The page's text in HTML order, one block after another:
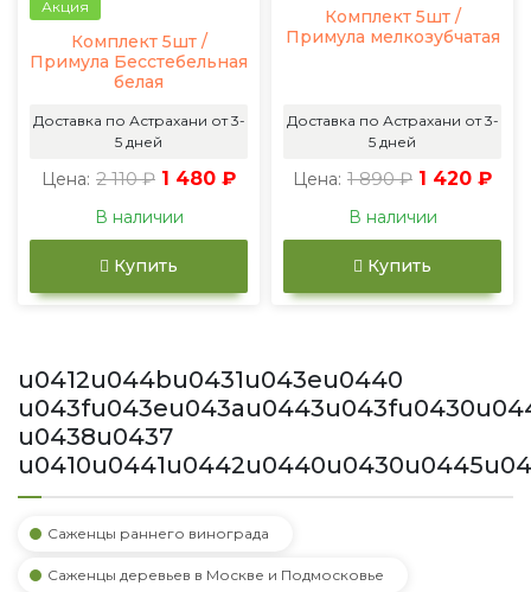
Акция
Комплект 5шт /
Примула Бесстебельная
белая
Доставка по Астрахани от 3-
5 дней
Цена: 2 110 ₽ 1 480 ₽
В наличии
Купить
Комплект 5шт /
Примула мелкозубчатая
Доставка по Астрахани от 3-
5 дней
Цена: 1 890 ₽ 1 420 ₽
В наличии
Купить
u0412u044bu0431u043eu0440
u0438u0437
Саженцы раннего винограда
Саженцы деревьев в Москве и Подмосковье